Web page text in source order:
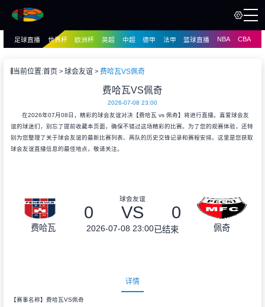
播
足球直播 世界杯 欧洲杯 英超 中超 德甲 法甲 篮球直播 NBA CBA
当前位置:首页 球会友谊 费哈瓦VS佩奇
费哈瓦VS佩奇
2026-07-08 23:00
在2026年07月08日，精彩的球会友谊对决【费哈瓦 vs 佩奇】将进行直播。喜爱球会友
谊的球迷们，别忘了提前收藏本页面，确保不错过这场精彩的比赛。为了您的观赛体验，还特
别为您整理了关于球会友谊的最新比赛列表、两队的历史交锋记录和赛程安排。这里是您获取
球会友谊直播信息的最佳地点，敬请关注。
费哈瓦
球会友谊
0 VS 0
2026-07-08 23:00已结束 佩奇
详情
【赛事名称】费哈瓦VS佩奇